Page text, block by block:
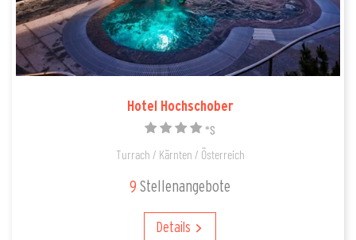
Hotel Hochschober
*S
Turrach / Kärnten / Österreich
9 Stellenangebote
Details